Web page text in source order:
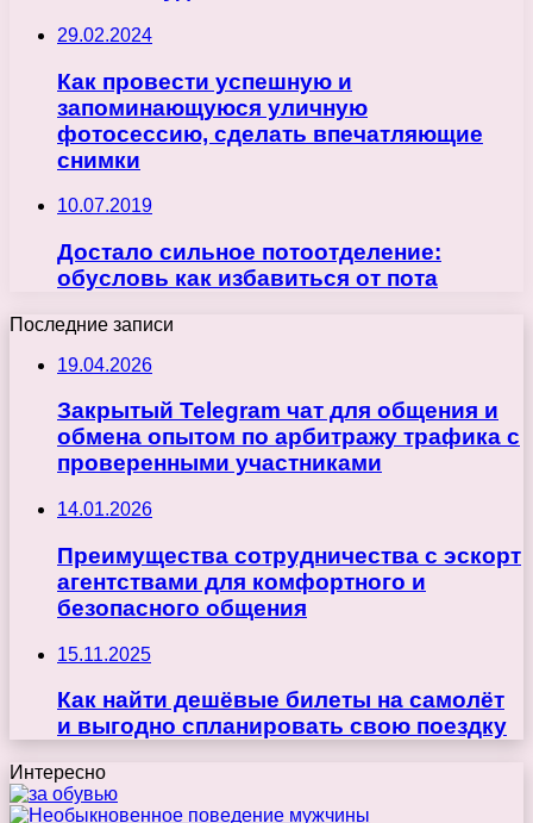
29.02.2024
Как провести успешную и
запоминающуюся уличную
фотосессию, сделать впечатляющие
снимки
10.07.2019
Достало сильное потоотделение:
обусловь как избавиться от пота
Последние записи
19.04.2026
Закрытый Telegram чат для общения и
обмена опытом по арбитражу трафика с
проверенными участниками
14.01.2026
Преимущества сотрудничества с эскорт
агентствами для комфортного и
безопасного общения
15.11.2025
Как найти дешёвые билеты на самолёт
и выгодно спланировать свою поездку
Интересно